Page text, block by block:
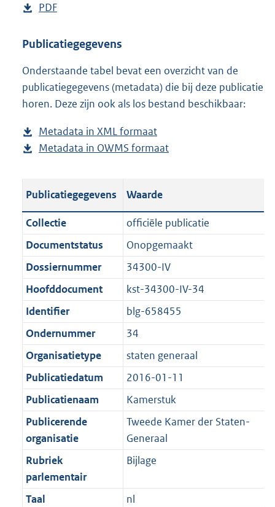
D
w
l
o
a
p
u
l
c
t
i
e
n
f
o
r
m
a
a
t
PDF
s
a
n
d
g
r
o
t
:
8
8
K
b
Publicatiegegevens
Onderstaande tabel bevat een overzicht van de
publicatiegegevens (metadata) die bij deze publicatie
horen. Deze zijn ook als los bestand beschikbaar:
Metadata in XML formaat
e
a
n
d
s
g
r
o
o
t
e
:
1
K
b
Metadata in OWMS formaat
a
n
d
s
g
r
o
t
t
e
:
1
K
b
Publicatiegegevens Waarde
Collectie
officiële publicatie
Documentstatus
Onopgemaakt
Dossiernummer
34300-IV
Hoofddocument
kst-34300-IV-34
Identifier
blg-658455
Ondernummer
34
Organisatietype
staten generaal
Publicatiedatum
2016-01-11
Publicatienaam
Kamerstuk
Publicerende
organisatie
Tweede Kamer der Staten-
Generaal
Rubriek
parlementair
Bijlage
Taal
nl